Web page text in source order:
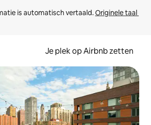
is automatisch vertaald. Originele taal
Je plek op Airbnb zetten